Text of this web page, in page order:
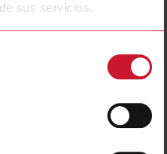
sus servicios.
seleccione
seleccione
seleccione
seleccione
seleccione